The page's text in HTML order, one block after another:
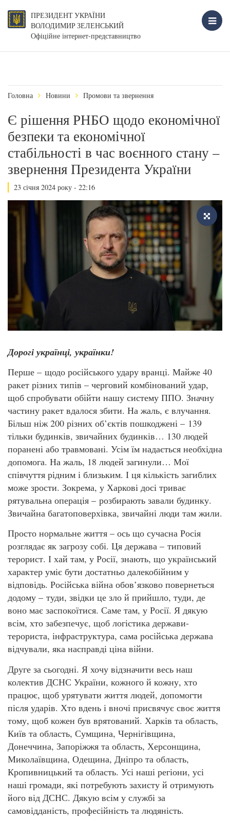
ПРЕЗИДЕНТ УКРАЇНИ
ВОЛОДИМИР ЗЕЛЕНСЬКИЙ
Офіційне інтернет-представництво
Головна Новини Промови та звернення
Є рішення РНБО щодо економічної
безпеки та економічної
стабільності в час воєнного стану –
звернення Президента України
23 січня 2024 року - 22:16
Дорогі українці, українки!
Перше – щодо російського удару вранці. Майже 40
ракет різних типів – черговий комбінований удар,
щоб спробувати обійти нашу систему ППО. Значну
частину ракет вдалося збити. На жаль, є влучання.
Більш ніж 200 різних об’єктів пошкоджені – 139
тільки будинків, звичайних будинків… 130 людей
поранені або травмовані. Усім їм надається необхідна
допомога. На жаль, 18 людей загинули… Мої
співчуття рідним і близьким. І ця кількість загиблих
може зрости. Зокрема, у Харкові досі триває
рятувальна операція – розбирають завали будинку.
Звичайна багатоповерхівка, звичайні люди там жили.
Просто нормальне життя – ось що сучасна Росія
розглядає як загрозу собі. Ця держава – типовий
терорист. І хай там, у Росії, знають, що український
характер уміє бути достатньо далекобійним у
відповідь. Російська війна обов’язково повернеться
додому – туди, звідки це зло й прийшло, туди, де
воно має заспокоїтися. Саме там, у Росії. Я дякую
всім, хто забезпечує, щоб логістика держави-
терориста, інфраструктура, сама російська держава
відчували, яка насправді ціна війни.
Друге за сьогодні. Я хочу відзначити весь наш
колектив ДСНС України, кожного й кожну, хто
працює, щоб урятувати життя людей, допомогти
після ударів. Хто вдень і вночі присвячує своє життя
тому, щоб кожен був врятований. Харків та область,
Київ та область, Сумщина, Чернігівщина,
Донеччина, Запоріжжя та область, Херсонщина,
Миколаївщина, Одещина, Дніпро та область,
Кропивницький та область. Усі наші регіони, усі
наші громади, які потребують захисту й отримують
його від ДСНС. Дякую всім у службі за
самовідданість, професійність та людяність.